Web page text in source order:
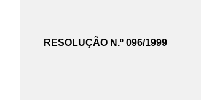
RESOLUÇÃO N.º 096/1999